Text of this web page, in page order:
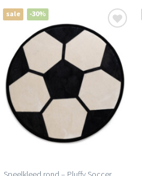
sale -30%